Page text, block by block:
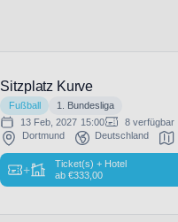
Sitzplatz Kurve
Fußball
1. Bundesliga
13 Feb, 2027 15:00
8 verfügbar
Dortmund
Deutschland
+
Ticket(s) + Hotel
ab€333,00